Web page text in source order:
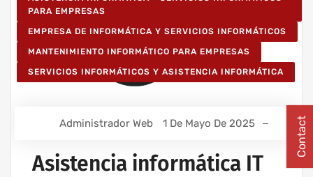
PARA EMPRESAS
EMPRESA DE INFORMÁTICA Y SERVICIOS INFORMÁTICOS
MANTENIMIENTO INFORMÁTICO PARA EMPRESAS
SERVICIOS INFORMÁTICOS Y ASISTENCIA INFORMÁTICA
Administrador Web 1 De Mayo De 2025
Asistencia informática IT
Contact